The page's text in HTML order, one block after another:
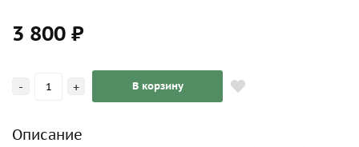
3 800 ₽
- + В корзину
Описание